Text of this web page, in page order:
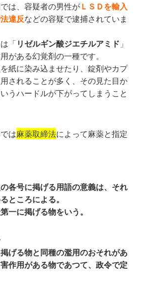
は、容疑者の男性がＬＳＤを輸入
違反などの容疑で逮捕されていま
「リゼルギン酸ジエチルアミド 」
がある幻覚剤の一種です。
紙に染み込ませたり、錠剤やカプ
されることが多く、その見た目か
うハードルが下がってしまうこと
は麻薬取締法によって麻薬と指定
各号に掲げる用語の意義は、それ
ところによる。
に掲げる物をいう。
げる物と同種の濫用のおそれがあ
作用がある物であつて、政令で定